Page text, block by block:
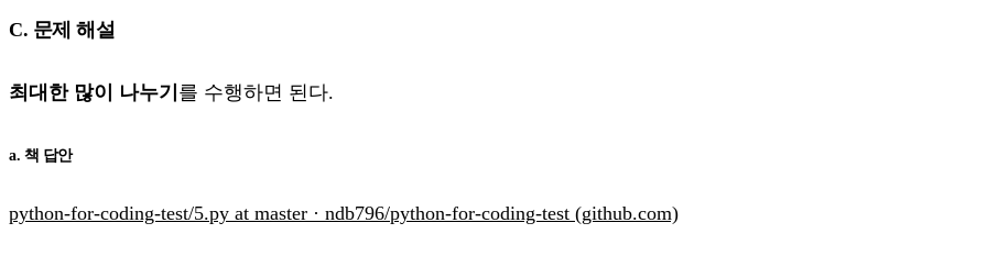
C. 문제 해설
최대한 많이 나누기 를 수행하면 된다.
a. 책 답안
python-for-coding-test/5.py at master · ndb796/python-for-coding-test (github.com)